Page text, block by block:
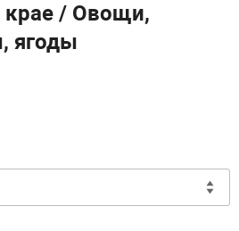
крае / Овощи,
ягоды